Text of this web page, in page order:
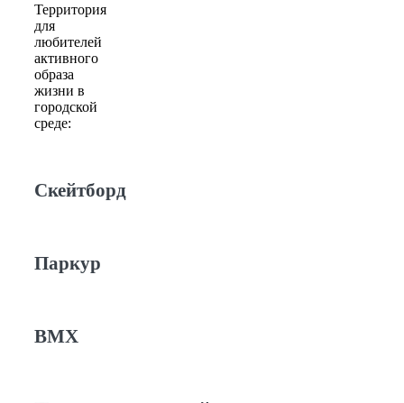
Территория
для
любителей
активного
образа
жизни в
городской
среде:
Скейтборд
Паркур
BMX